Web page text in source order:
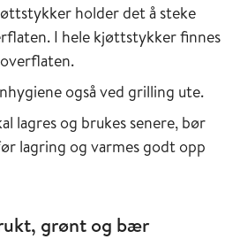
holder det å steke
I hele kjøttstykker finnes
også ved grilling ute.
lagres og brukes senere, bør
lagring og varmes godt opp
grønt og bær